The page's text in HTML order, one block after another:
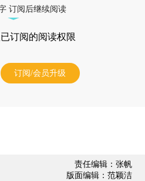
订阅后继续阅读
订阅的阅读权限
订阅/会员升级
责任编辑：张帆
版面编辑：范颖洁